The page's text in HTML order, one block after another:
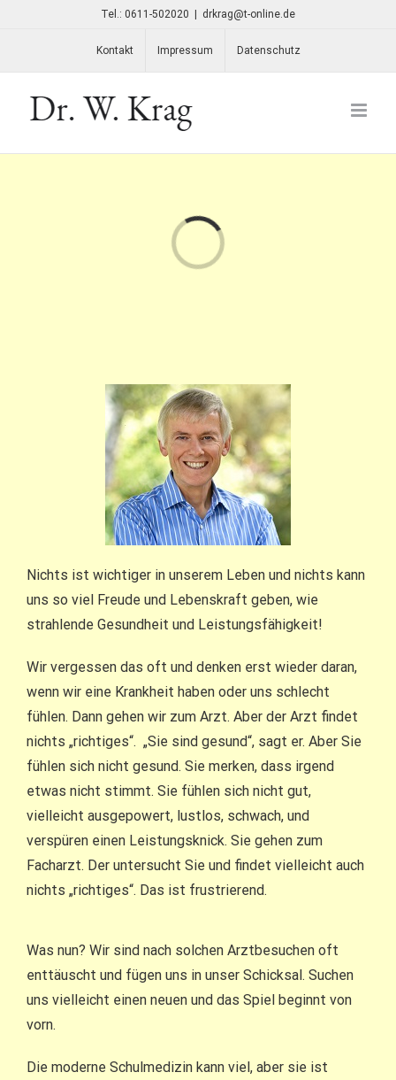
Tel.: 0611-502020 drkrag@t-online.de
Kontakt Impressum Datenschutz
Laden...
Nichts ist wichtiger in unserem Leben und nichts kann
uns so viel Freude und Lebenskraft geben, wie
strahlende Gesundheit und Leistungsfähigkeit!
Wir vergessen das oft und denken erst wieder daran,
wenn wir eine Krankheit haben oder uns schlecht
fühlen. Dann gehen wir zum Arzt. Aber der Arzt findet
nichts „richtiges“. „Sie sind gesund“, sagt er. Aber Sie
fühlen sich nicht gesund. Sie merken, dass irgend
etwas nicht stimmt. Sie fühlen sich nicht gut,
vielleicht ausgepowert, lustlos, schwach, und
verspüren einen Leistungsknick. Sie gehen zum
Facharzt. Der untersucht Sie und findet vielleicht auch
nichts „richtiges“. Das ist frustrierend.
Was nun? Wir sind nach solchen Arztbesuchen oft
enttäuscht und fügen uns in unser Schicksal. Suchen
uns vielleicht einen neuen und das Spiel beginnt von
vorn.
Die moderne Schulmedizin kann viel, aber sie ist